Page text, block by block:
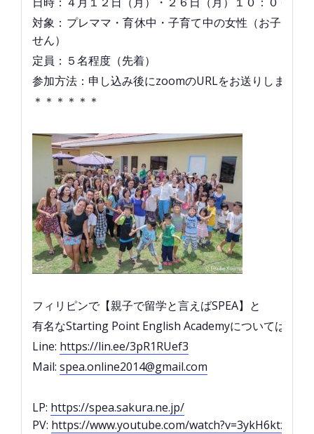
対象：プレママ・育休中・子育て中の女性（お子さま
せん）
定員：５名程度（先着）
参加方法：申し込み後にzoomのURLをお送りします。
＊＊＊＊＊＊
フィリピンで【親子で留学と言えばSPEA】と
有名なStarting Point English Academyについてはこち
Line: https://lin.ee/3pR1RUef3
Mail: spea.online2014@gmail.com
LP: https://spea.sakura.ne.jp/
PV: https://www.youtube.com/watch?v=3ykH6ktzK88